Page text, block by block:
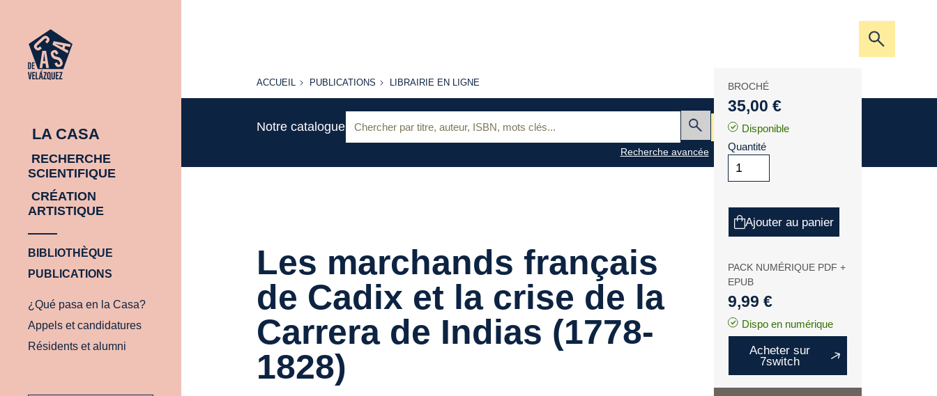
LA CASA
RECHERCHE
SCIENTIFIQUE
CRÉATION
ARTISTIQUE
BIBLIOTHÈQUE
PUBLICATIONS
¿Qué pasa en la Casa?
Appels et candidatures
Résidents et alumni
Ouvrir/
la
ACCUEIL
ACCUEIL PUBLICATIONS
PUBLICATIONS
LIBRAIRIE
LIBRAIRIE EN LIGNE
Notre catalogue:
Recherche avancée
Mon panier
Les marchands français
de Cadix et la crise de la
Carrera de Indias (1778-
1828)
BROCHÉ
35,00 €
Disponible
Quantité
Ajouter au panier
PACK NUMÉRIQUE PDF +
EPUB
9,99 €
Dispo en numérique
Acheter sur
7switch